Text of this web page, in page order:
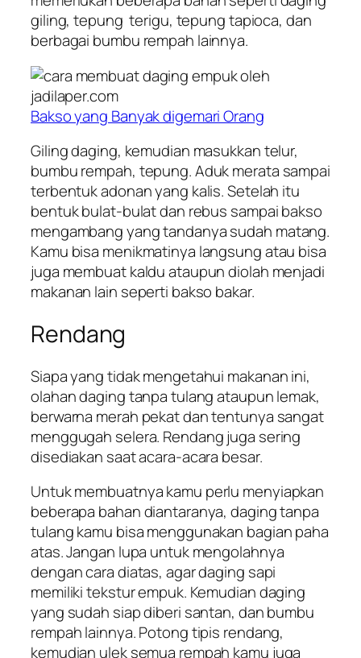
giling, tepung terigu, tepung tapioca, dan
berbagai bumbu rempah lainnya.
Bakso yang Banyak digemari Orang
Giling daging, kemudian masukkan telur,
bumbu rempah, tepung. Aduk merata sampai
terbentuk adonan yang kalis. Setelah itu
bentuk bulat-bulat dan rebus sampai bakso
mengambang yang tandanya sudah matang.
Kamu bisa menikmatinya langsung atau bisa
juga membuat kaldu ataupun diolah menjadi
makanan lain seperti bakso bakar.
Rendang
Siapa yang tidak mengetahui makanan ini,
olahan daging tanpa tulang ataupun lemak,
berwarna merah pekat dan tentunya sangat
menggugah selera. Rendang juga sering
disediakan saat acara-acara besar.
Untuk membuatnya kamu perlu menyiapkan
beberapa bahan diantaranya, daging tanpa
tulang kamu bisa menggunakan bagian paha
atas. Jangan lupa untuk mengolahnya
dengan cara diatas, agar daging sapi
memiliki tekstur empuk. Kemudian daging
yang sudah siap diberi santan, dan bumbu
rempah lainnya. Potong tipis rendang,
kemudian ulek semua rempah kamu juga